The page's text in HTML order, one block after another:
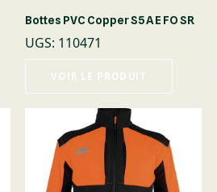
Bottes PVC Copper S5 A E FO SR
UGS: 110471
VOIR LE PRODUIT